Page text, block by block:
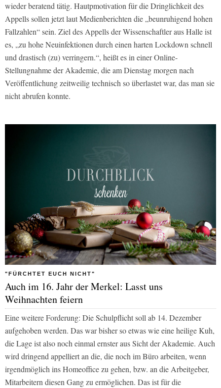
wieder beratend tätig. Hautpmotivation für die Dringlichkeit des
Appells sollen jetzt laut Medienberichten die „beunruhigend hohen
Fallzahlen“ sein. Ziel des Appells der Wissenschaftler aus Halle ist
es, „zu hohe Neuinfektionen durch einen harten Lockdown schnell
und drastisch (zu) verringern.“, heißt es in einer Online-
Stellungnahme der Akademie, die am Dienstag morgen nach
Veröffentlichung zeitweilig technisch so überlastet war, das man sie
nicht abrufen konnte.
"FÜRCHTET EUCH NICHT"
Auch im 16. Jahr der Merkel: Lasst uns
Weihnachten feiern
Eine weitere Forderung: Die Schulpflicht soll ab 14. Dezember
aufgehoben werden. Das war bisher so etwas wie eine heilige Kuh,
die Lage ist also noch einmal ernster aus Sicht der Akademie. Auch
wird dringend appelliert an die, die noch im Büro arbeiten, wenn
irgendmöglich ins Homeoffice zu gehen, bzw. an die Arbeitgeber,
Mitarbeitern diesen Gang zu ermöglichen. Das ist für die